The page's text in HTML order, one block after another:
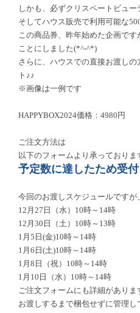
しかも、必ずクリスペートビュ
そしてハウス販売で利用可能な
この商品券、昨年始めた企画で
ことにしました(*^-^*)
さらに、ハウスでの直接お渡しの
ト♪♪
※画像は一例です
HAPPYBOX2024価格： 4980 円
ご注文方法は
以下のフォームより承っておりま
予定数に達したため受
今回のお渡しスケジュールですが、
12 月 27 日（水） 10時～ 14時
12 月 30 日（土） 10時～ 13時
1 月 5 日 (金)10時～ 14時
1 月 6 日 (土)10時～ 14時
1 月 8 日（祝） 10時～ 14時
1 月 10 日（水） 10時～ 14時
ご注文フォームにも詳細がありま
お渡しするまで梱包せずに管理し